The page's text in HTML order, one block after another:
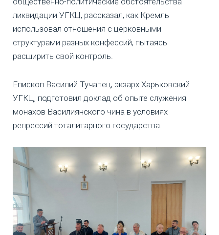
ликвидации УГКЦ, рассказал, как Кремль
использовал отношения с церковными
структурами разных конфессий, пытаясь
расширить свой контроль.
Епископ Василий Тучапец, экзарх Харьковский
УГКЦ, подготовил доклад об опыте служения
монахов Василиянского чина в условиях
репрессий тоталитарного государства.